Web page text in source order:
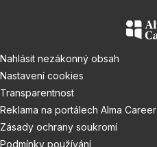
Nahlásit nezákonný obsah
Nastavení cookies
Transparentnost
Reklama na portálech Alma Career
Zásady ochrany soukromí
Podmínky používání